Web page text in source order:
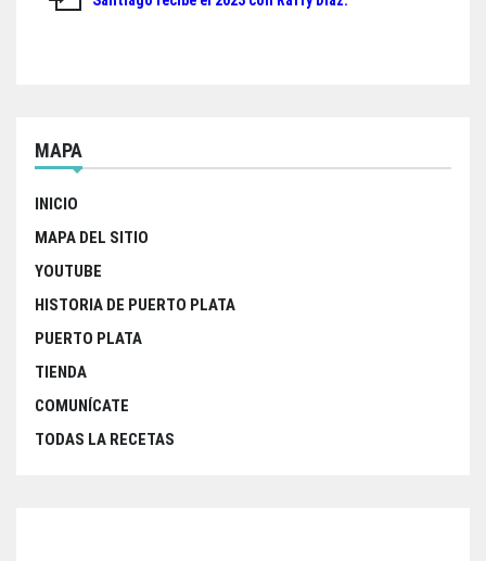
o
entradas
MAPA
INICIO
MAPA DEL SITIO
YOUTUBE
HISTORIA DE PUERTO PLATA
PUERTO PLATA
TIENDA
COMUNÍCATE
TODAS LA RECETAS